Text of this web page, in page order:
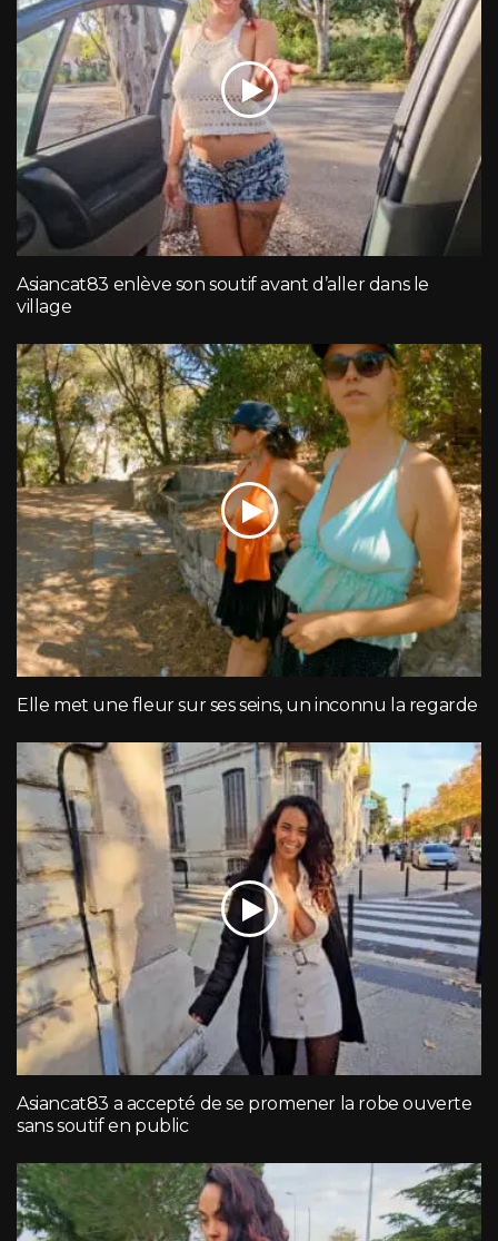
Asiancat83 enlève son soutif avant d’aller dans le
village
Elle met une fleur sur ses seins, un inconnu la regarde
Asiancat83 a accepté de se promener la robe ouverte
sans soutif en public